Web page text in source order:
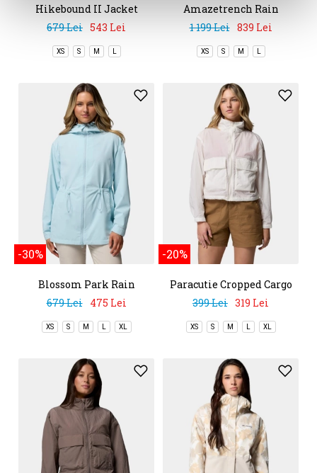
Hikebound II Jacket
679 Lei 543 Lei
XS S M L
Amazetrench Rain
Jacket
1 199 Lei 839 Lei
XS S M L
-30%
Blossom Park Rain
Jacket
679 Lei 475 Lei
XS S M L XL
-20%
Paracutie Cropped Cargo
Windbreaker
399 Lei 319 Lei
XS S M L XL